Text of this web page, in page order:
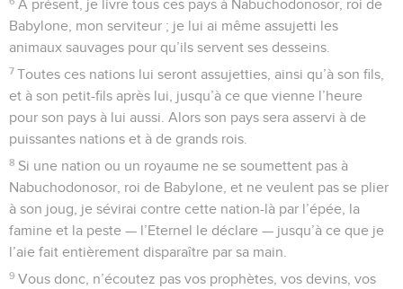
A présent, je livre tous ces pays à Nabuchodonosor, roi de
Babylone, mon serviteur ; je lui ai même assujetti les
animaux sauvages pour qu’ils servent ses desseins.
7 Toutes ces nations lui seront assujetties, ainsi qu’à son fils,
et à son petit-fils après lui, jusqu’à ce que vienne l’heure
pour son pays à lui aussi. Alors son pays sera asservi à de
puissantes nations et à de grands rois.
8 Si une nation ou un royaume ne se soumettent pas à
Nabuchodonosor, roi de Babylone, et ne veulent pas se plier
à son joug, je sévirai contre cette nation-là par l’épée, la
famine et la peste — l’Eternel le déclare — jusqu’à ce que je
l’aie fait entièrement disparaître par sa main.
9 Vous donc, n’écoutez pas vos prophètes, vos devins, vos